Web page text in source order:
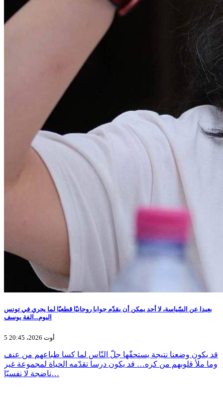
بعيدا عن السّياسة، لا أحد يمكن أن يقدّم جوابا روحانيّا قطعيّا لما يجري في تونس
اليوم...الفة يوسف
5 أوت 2026، 20:45
قد يكون وضعنا نتيجة يستحقّها جلّ النّاس لما كسا طباعهم من عنف
وما ملأ قلوبهم من كره… قد يكون درسا تقدّمه الحياة لمجموعة غير
ناضجة لا نفسيّا…